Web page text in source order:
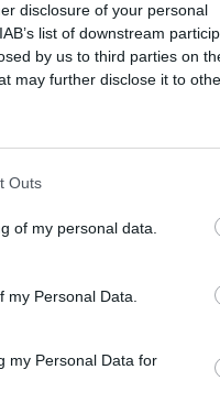
disclosure of your personal
list of downstream
by us to third parties on
may further disclose it to
Outs
of my personal data.
Personal Data.
my Personal Data for